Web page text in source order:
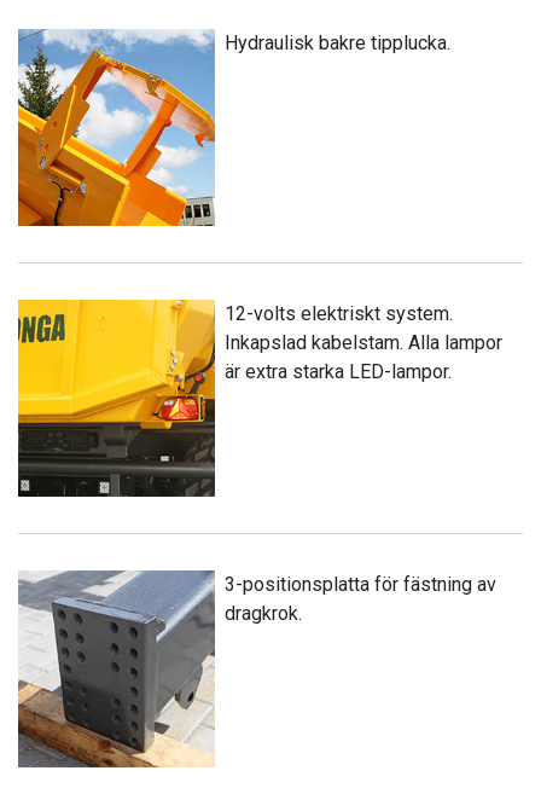
Hydraulisk bakre tipplucka.
12-volts elektriskt system.
Inkapslad kabelstam. Alla lampor
är extra starka LED-lampor.
3-positionsplatta för fästning av
dragkrok.